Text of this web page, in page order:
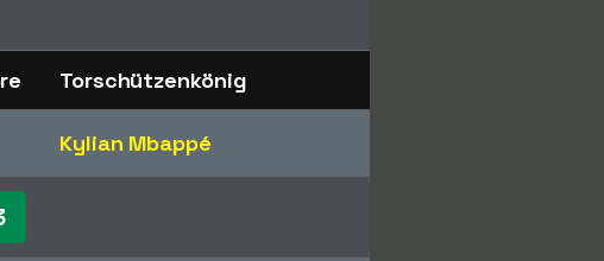
Torschützenkönig
Kylian Mbappé